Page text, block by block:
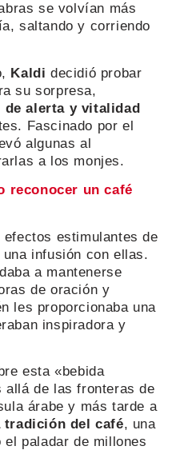
se volvían más
saltando y corriendo
Kaldi decidió probar
su sorpresa,
de alerta y vitalidad
Fascinado por el
algunas al
a los monjes.
reconocer un café
estimulantes de
infusión con ellas.
a mantenerse
de oración y
les proporcionaba una
inspiradora y
esta «bebida
allá de las fronteras de
árabe y más tarde a
tradición del café, una
paladar de millones